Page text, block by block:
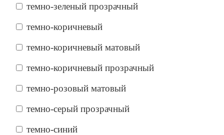
темно-зеленый прозрачный
темно-коричневый
темно-коричневый матовый
темно-коричневый прозрачный
темно-розовый матовый
темно-серый прозрачный
темно-синий